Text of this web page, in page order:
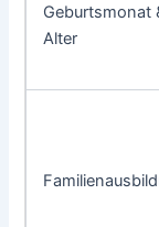
Geburtsmonat
Alter